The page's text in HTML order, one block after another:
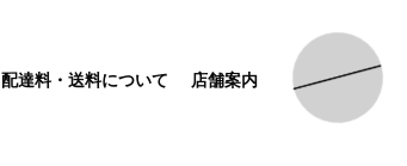
配達料・送料について 店舗案内